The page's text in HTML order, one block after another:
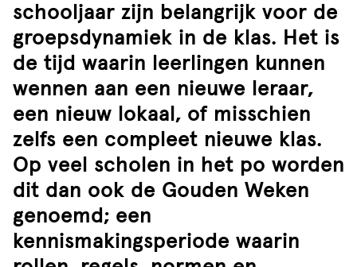
schooljaar zijn belangrijk voor de
groepsdynamiek in de klas. Het is
de tijd waarin leerlingen kunnen
wennen aan een nieuwe leraar,
een nieuw lokaal, of misschien
zelfs een compleet nieuwe klas.
Op veel scholen in het po worden
dit dan ook de Gouden Weken
genoemd; een
kennismakingsperiode waarin